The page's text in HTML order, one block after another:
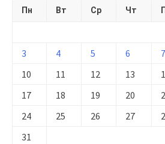
Пн Вт Ср Чт
3
4 5 6 7
10
11 12 13
17
18 19 20
24
25 26 27
31